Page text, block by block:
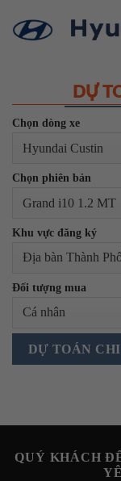
DỰ
Chọn dòng xe
Chọn phiên bản
Khu vực đăng ký
Đối tượng mua
DỰ TOÁN
QUÝ KHÁCH